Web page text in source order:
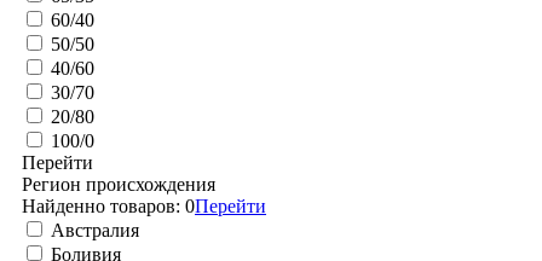
60/40
50/50
40/60
30/70
20/80
100/0
Перейти
Регион происхождения
Найденно товаров: 0Перейти
Австралия
Боливия